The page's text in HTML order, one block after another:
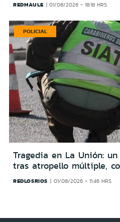
REDMAULE 01/08/2026 - 18:18 HRS
POLICIAL
Tragedia en La Unión:
tras atropello múltiple,
REDLOSRIOS 01/08/2026 - 11:46 HRS